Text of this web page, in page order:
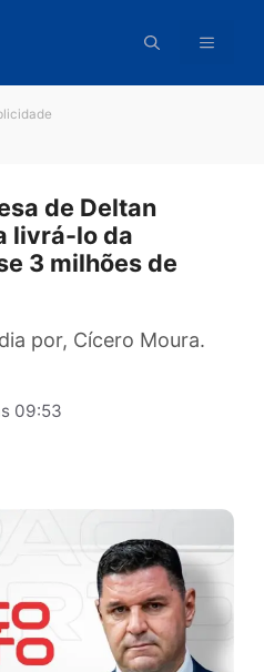
de Deltan
livrá-lo da
3 milhões de
dia por, Cícero Moura.
às 09:53